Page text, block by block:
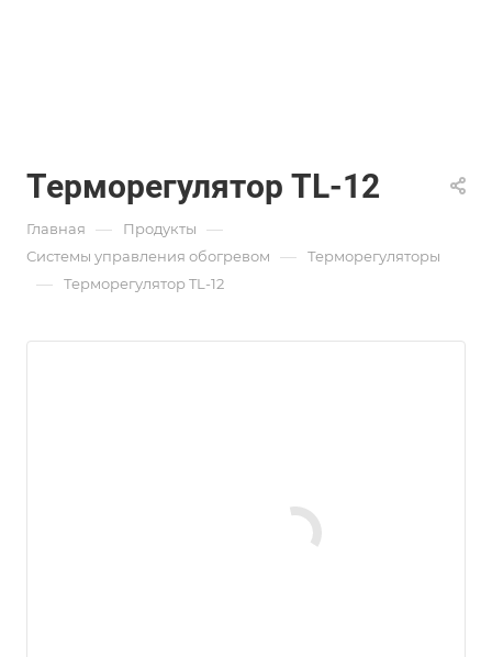
Терморегулятор TL-12
Главная — Продукты —
Системы управления обогревом — Терморегуляторы
— Терморегулятор TL-12